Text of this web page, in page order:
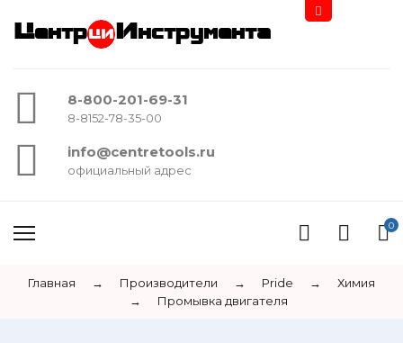
Центр Инструмента
8-800-201-69-31
8-8152-78-35-00
info@centretools.ru
официальный адрес
0
Главная → Производители → Pride →
Химия
→
Промывка двигателя